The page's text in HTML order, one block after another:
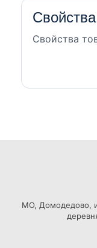
Свойства
МО, Домодедово,